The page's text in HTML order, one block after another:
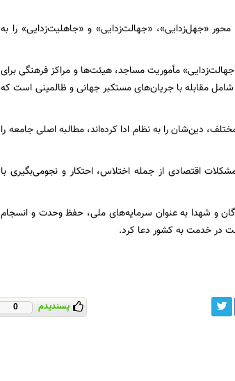
«جهل‌زدایی»، «جهالت‌زدایی» و «جاهلیت‌زدایی» را به
مأموریت مساجد، هیئت‌ها و مراکز فرهنگی برای
مقابله با جریان‌های مستکبر جهانی و ظالمینی است که
دین‌شان را به نظام ادا کرده‌اند، مطالبه اصلی جامعه را
اقتصادی از جمله اختلاس، احتکار و نجومی‌بگیری با
و شهدا به عنوان سرمایه‌های ملی، حفظ وحدت و انسجام
در خدمت به کشور دعا کرد.
پسندیدم 0